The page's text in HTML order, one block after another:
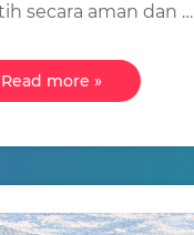
secara aman dan …
Read more »